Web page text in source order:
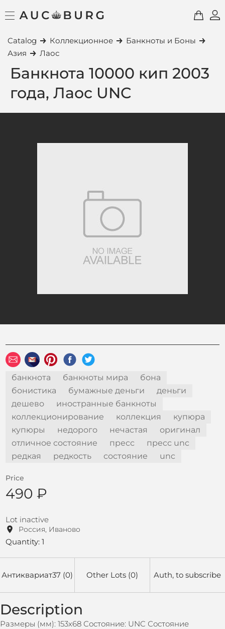
Catalog Коллекционное
Банкноты и Боны
Азия
Лаос
Банкнота 10000 кип 2003
года, Лаос UNC
банкнота банкноты мира
бона
бонистика
бумажные деньги
деньги
дешево
иностранные банкноты
коллекционирование
коллекция
купюра
купюры
недорого нечастая
оригинал
отличное состояние
пресс
пресс unc
редкая
редкость состояние unc
Price
490 ₽
Lot inactive
Россия, Иваново
Quantity: 1
Антиквариат37 (0) Other Lots (0) Auth, to subscribe
Description
Размеры (мм): 153х68 Состояние: UNC Состояние